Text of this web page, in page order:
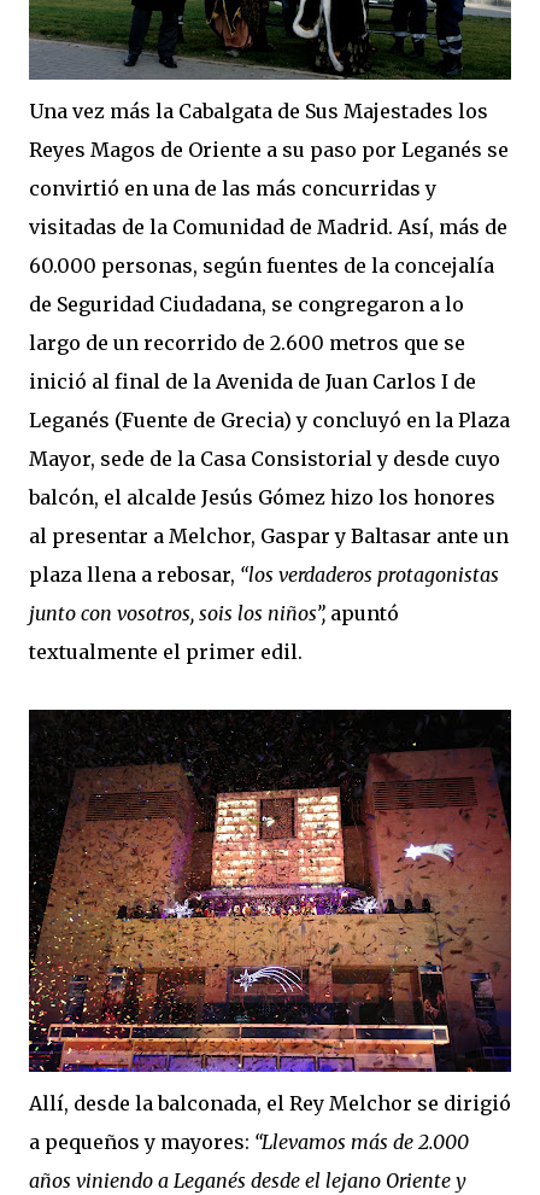
Una vez más la Cabalgata de Sus Majestades los
Reyes Magos de Oriente a su paso por Leganés se
convirtió en una de las más concurridas y
visitadas de la Comunidad de Madrid. Así, más de
60.000 personas, según fuentes de la concejalía
de Seguridad Ciudadana, se congregaron a lo
largo de un recorrido de 2.600 metros que se
inició al final de la Avenida de Juan Carlos I de
Leganés (Fuente de Grecia) y concluyó en la Plaza
Mayor, sede de la Casa Consistorial y desde cuyo
balcón, el alcalde Jesús Gómez hizo los honores
al presentar a Melchor, Gaspar y Baltasar ante un
plaza llena a rebosar, “los verdaderos protagonistas
junto con vosotros, sois los niños”, apuntó
textualmente el primer edil.
Allí, desde la balconada, el Rey Melchor se dirigió
a pequeños y mayores: “Llevamos más de 2.000
años viniendo a Leganés desde el lejano Oriente y